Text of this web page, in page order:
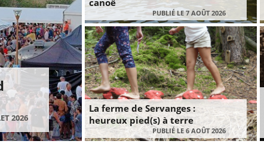
2026
PUBLIÉ LE 7 AOÛT 2026
La ferme de Servanges :
heureux pied(s) à terre
PUBLIÉ LE 6 AOÛT 2026